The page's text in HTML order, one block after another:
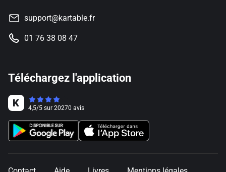
support@kartable.fr
01 76 38 08 47
Téléchargez l'application
4,5/5 sur 20270 avis